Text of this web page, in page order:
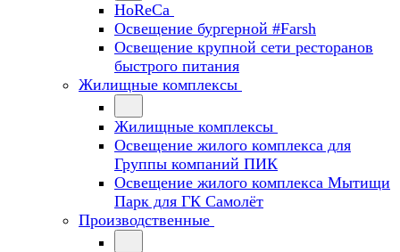
HoReCa
Освещение бургерной #Farsh
Освещение крупной сети ресторанов
быстрого питания
Жилищные комплексы
Жилищные комплексы
Освещение жилого комплекса для
Группы компаний ПИК
Освещение жилого комплекса Мытищи
Парк для ГК Самолёт
Производственные